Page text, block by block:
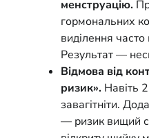
менструацію.
гормональних
виділення
Результат —
Відмова від
ризик». Навіть
завагітніти.
— ризик вищий